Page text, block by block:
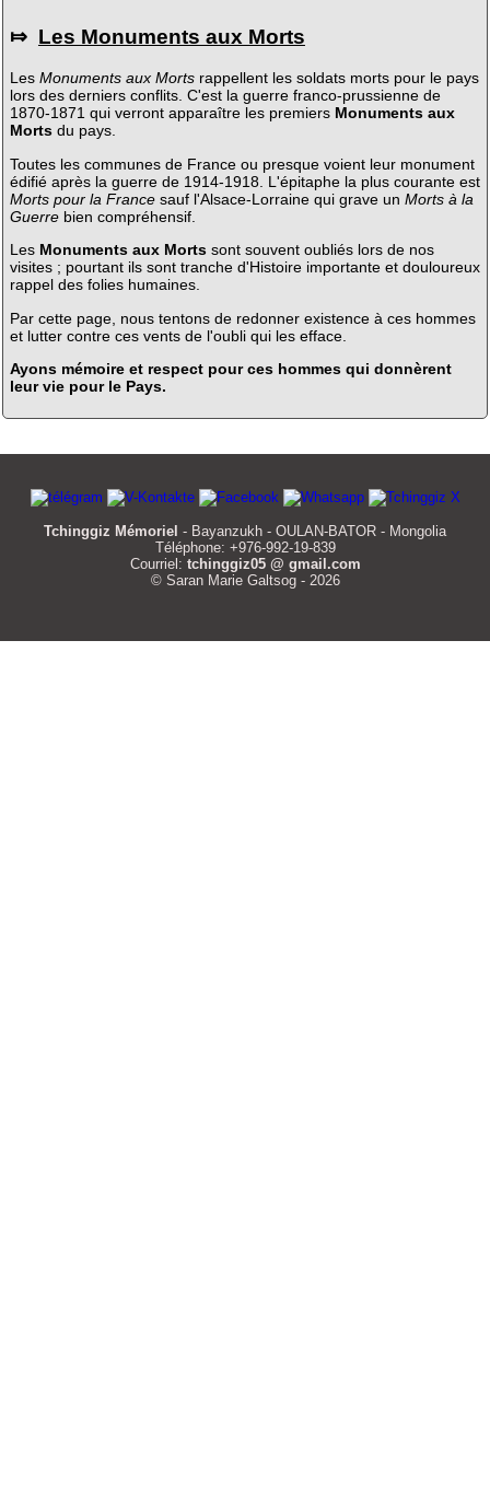
⤇ Les Monuments aux Morts
Les Monuments aux Mortsrappellent les soldats morts pour le pays
lors des derniers conflits. C'est la guerre franco-prussienne de
1870-1871 qui verront apparaître les premiers Monuments aux
Mortsdu pays.
Toutes les communes de France ou presque voient leur monument
édifié après la guerre de 1914-1918. L'épitaphe la plus courante est
Morts pour la Francesauf l'Alsace-Lorraine qui grave un Morts à la
Guerrebien compréhensif.
Les Monuments aux Mortssont souvent oubliés lors de nos
visites ; pourtant ils sont tranche d'Histoire importante et douloureux
rappel des folies humaines.
Par cette page, nous tentons de redonner existence à ces hommes
et lutter contre ces vents de l'oubli qui les efface.
Ayons mémoire et respect pour ces hommes qui donnèrent
leur vie pour le Pays.
Tchinggiz Mémoriel - Bayanzukh - OULAN-BATOR - Mongolia
Téléphone: +976-992-19-839
Courriel: tchinggiz05 @ gmail.com
© Saran Marie Galtsog - 2026